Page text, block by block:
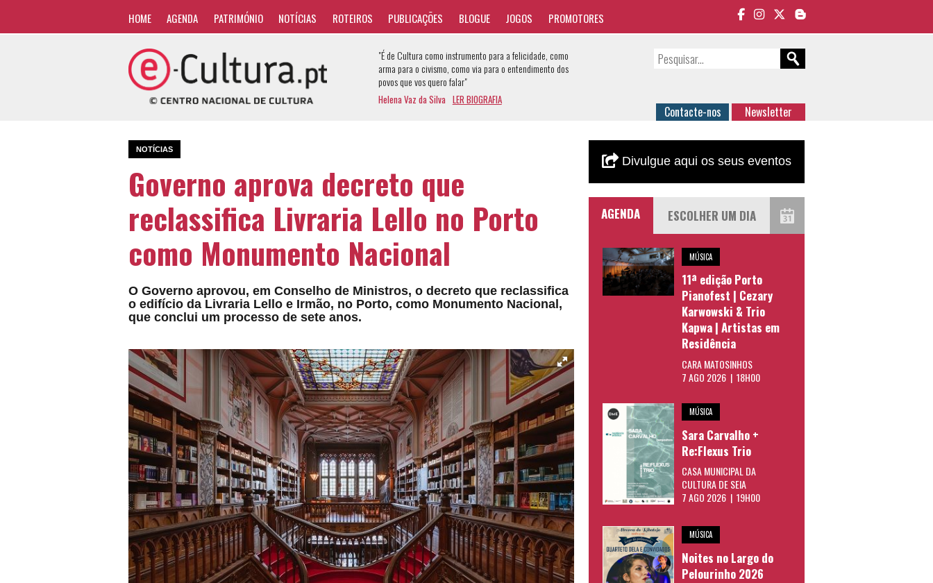
HOME AGENDA PATRIMÓNIO NOTÍCIAS ROTEIROS PUBLICAÇÕES BLOGUE JOGOS PROMOTORES
"É de Cultura como instrumento para a felicidade, como
arma para o civismo, como via para o entendimento dos
povos que vos quero falar"
Helena Vaz da Silva LER BIOGRAFIA
Contacte-nos Newsletter
NOTÍCIAS
Governo aprova decreto que
reclassifica Livraria Lello no Porto
como Monumento Nacional
O Governo aprovou, em Conselho de Ministros, o decreto que reclassifica
o edifício da Livraria Lello e Irmão, no Porto, como Monumento Nacional,
que conclui um processo de sete anos.
Divulgue aqui os seus eventos
AGENDA
MÚSICA
11ª edição Porto
Pianofest | Cezary
Karwowski & Trio
Kapwa | Artistas em
Residência
CARA MATOSINHOS
7 AGO 2026 | 18H00
MÚSICA
Sara Carvalho +
Re:Flexus Trio
CASA MUNICIPAL DA
CULTURA DE SEIA
7 AGO 2026 | 19H00
MÚSICA
Noites no Largo do
Pelourinho 2026